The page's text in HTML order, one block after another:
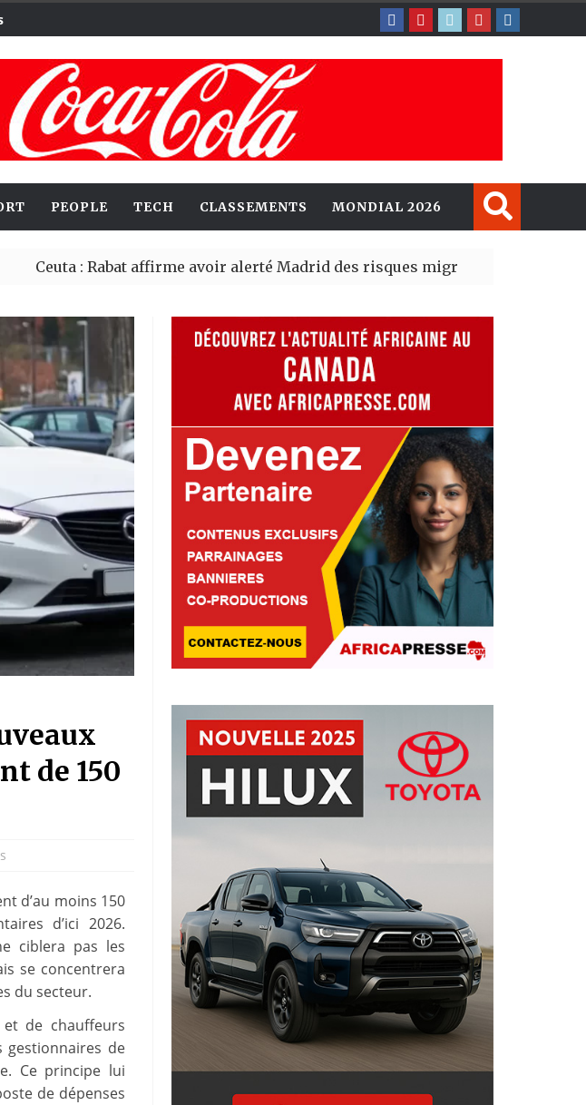
PEOPLE TECH CLASSEMENTS MONDIAL 2026
: Rabat affirme avoir alerté Madrid des risques migratoires dès juillet
de 150
d’au moins 150
d’ici 2026.
ciblera pas les
se concentrera
du secteur.
de chauffeurs
gestionnaires de
Ce principe lui
de dépenses